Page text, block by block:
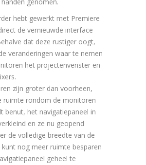
hebt gewerkt met Premiere
de vernieuwde interface
dat deze rustiger oogt,
veranderingen waar te nemen
het projectenvenster en
zijn groter dan voorheen,
ruimte rondom de monitoren
benut, het navigatiepaneel in
en ze nu geopend
de volledige breedte van de
nog meer ruimte besparen
geheel te